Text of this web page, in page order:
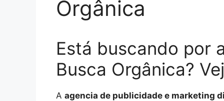
Orgânica
Está buscando por
Busca Orgânica?
A agencia de publicidade e marketing